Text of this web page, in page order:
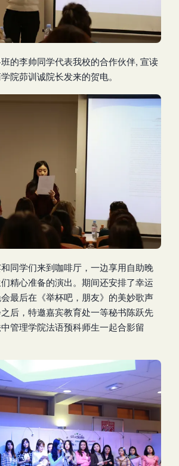
的李帅同学代表我校的合作伙伴, 宣读
院茆训诚院长发来的贺电。
同学们来到咖啡厅，一边享用自助晚
精心准备的演出。期间还安排了幸运
最后在《举杯吧，朋友》的美妙歌声
后，特邀嘉宾教育处一等秘书陈跃先
管理学院法语预科师生一起合影留